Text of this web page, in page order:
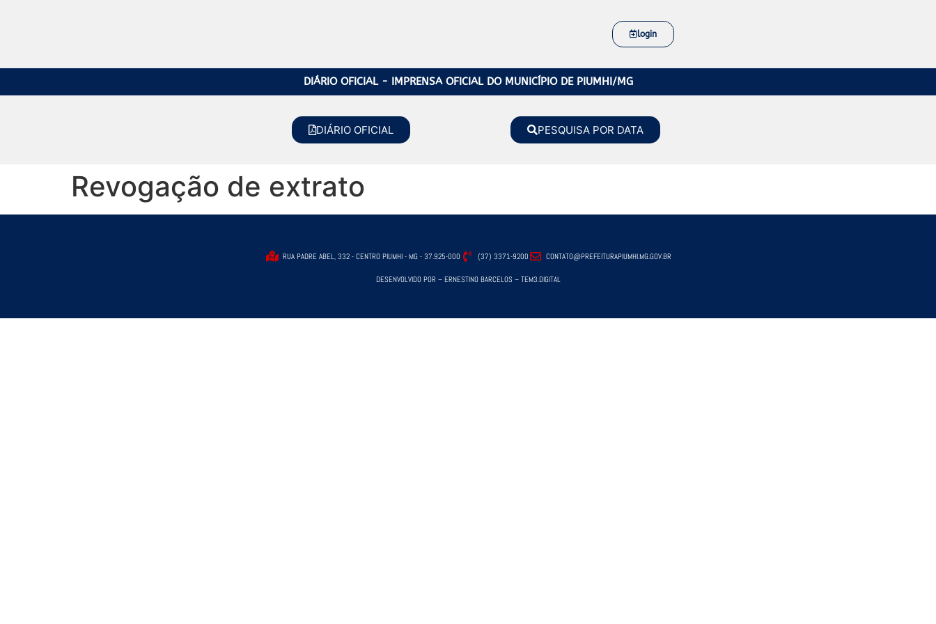
login
DIÁRIO OFICIAL - IMPRENSA OFICIAL DO MUNICÍPIO DE PIUMHI/MG
DIÁRIO OFICIAL PESQUISA POR DATA
Revogação de extrato
RUA PADRE ABEL, 332 - CENTRO PIUMHI - MG - 37.925-000 (37) 3371-9200 CONTATO@PREFEITURAPIUMHI.MG.GOV.BR
DESENVOLVIDO POR – ERNESTINO BARCELOS – TEM3.DIGITAL